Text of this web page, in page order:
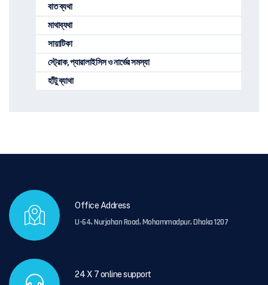
বাত ব্যথা
মাথাব্যথা
সায়াটিকা
স্ট্রোক, প্যারালাইসিস ও নার্ভের সমস্যা
হাঁটু ব্যাথা
Office Address
U-64, Nurjahan Road, Mohammadpur, Dhaka 1207
24 X 7 online support